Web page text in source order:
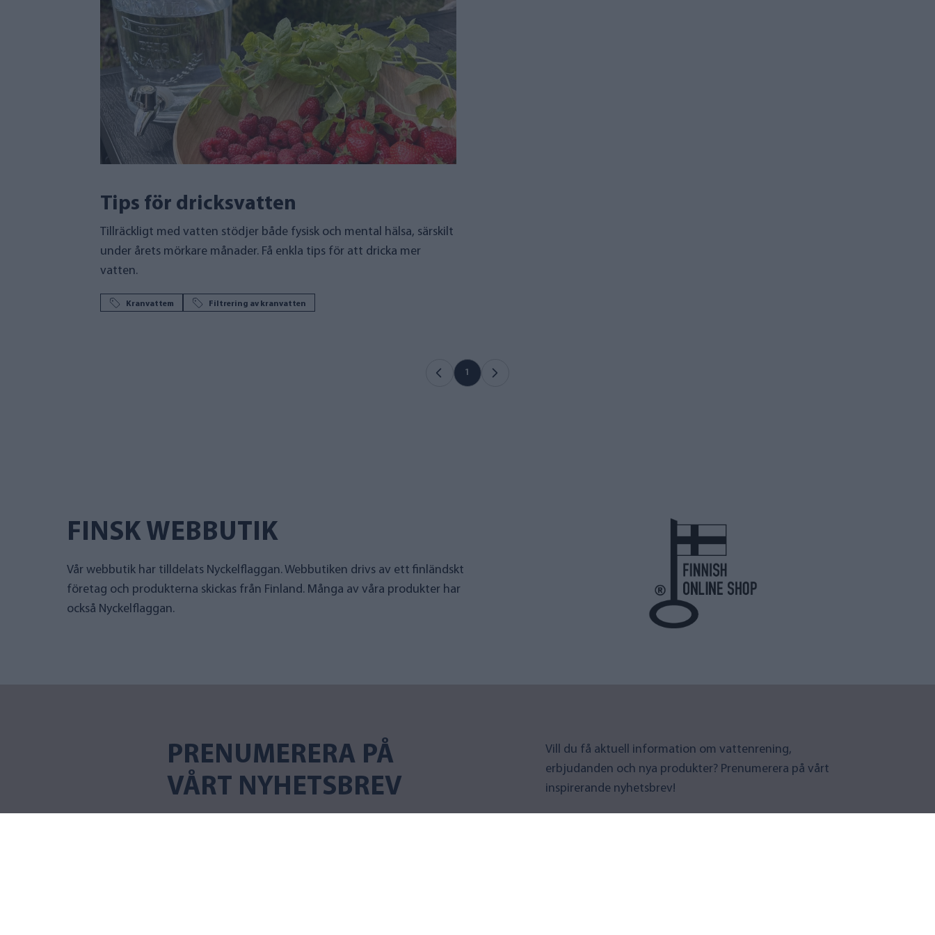
Tips för dricksvatten
Tillräckligt med vatten stödjer både fysisk och mental hälsa, särskilt
under årets mörkare månader. Få enkla tips för att dricka mer
vatten.
Kranvattem Filtrering av kranvatten
1
FINSK WEBBUTIK
Vår webbutik har tilldelats Nyckelflaggan. Webbutiken drivs av ett finländskt
företag och produkterna skickas från Finland. Många av våra produkter har
också Nyckelflaggan.
PRENUMERERA PÅ
VÅRT NYHETSBREV
Vill du få aktuell information om vattenrening,
erbjudanden och nya produkter? Prenumerera på vårt
inspirerande nyhetsbrev!